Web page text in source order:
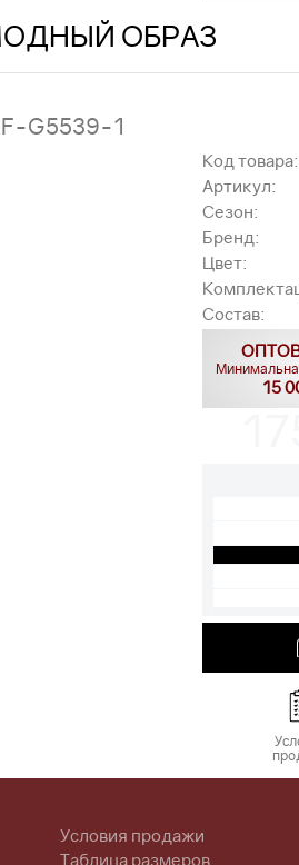
ОБРАЗ
G5539-1
Код товара:
Артикул:
Сезон:
Бренд:
Цвет:
Состав:
15
Условия продажи
Таблица размеров